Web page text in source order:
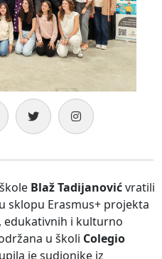
Blaž Tadijanovićvratili
sklopu Erasmus+ projekta
edukativnih i kulturno
u školi Colegio
je sudionike iz